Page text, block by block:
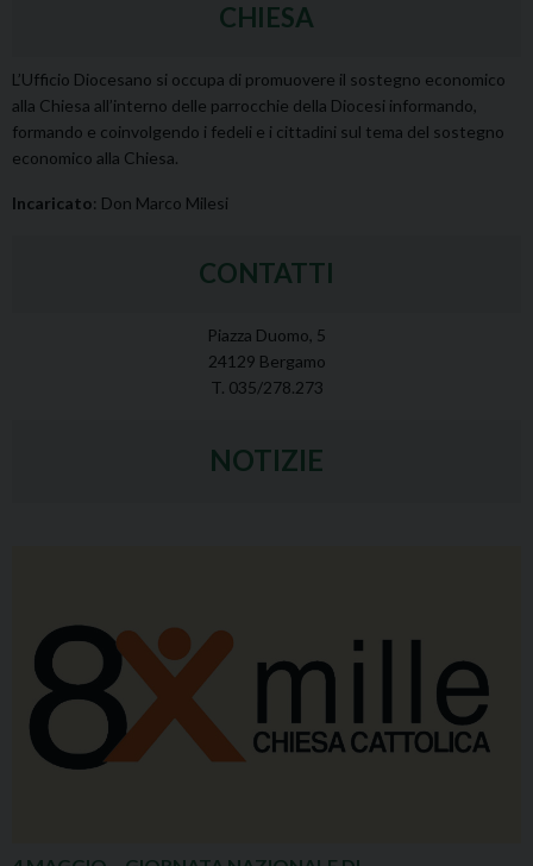
CHIESA
L’Ufficio Diocesano si occupa di promuovere il sostegno economico
alla Chiesa all’interno delle parrocchie della Diocesi informando,
formando e coinvolgendo i fedeli e i cittadini sul tema del sostegno
economico alla Chiesa.
Incaricato: Don Marco Milesi
CONTATTI
Piazza Duomo, 5
24129 Bergamo
T. 035/278.273
NOTIZIE